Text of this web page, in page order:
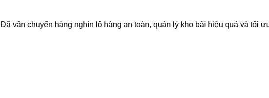
Đã vận chuyển hàng nghìn lô hàng an toàn, quản lý kho bãi hiệu quả và tối